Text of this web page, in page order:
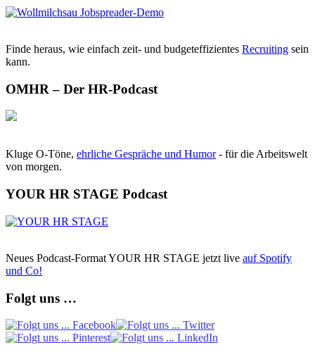
Finde heraus, wie einfach zeit- und budgeteffizientes Recruiting sein
kann.
OMHR – Der HR-Podcast
Kluge O-Töne, ehrliche Gespräche und Humor- für die Arbeitswelt
von morgen.
YOUR HR STAGE Podcast
Neues Podcast-Format YOUR HR STAGE jetzt live auf Spotify
und Co!
Folgt uns …